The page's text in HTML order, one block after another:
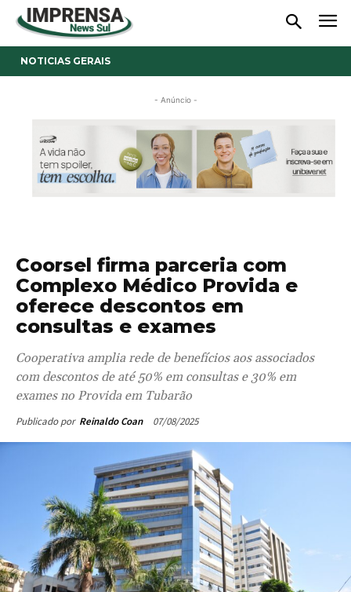
NOTICIAS GERAIS
- Anúncio -
Coorsel firma parceria com
Complexo Médico Provida e
oferece descontos em
consultas e exames
Cooperativa amplia rede de benefícios aos associados
com descontos de até 50% em consultas e 30% em
exames no Provida em Tubarão
Publicado por Reinaldo Coan 07/08/2025